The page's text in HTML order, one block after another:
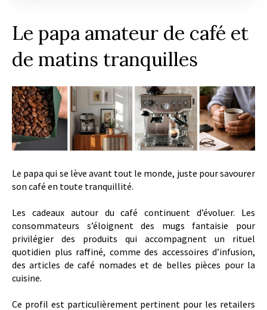
Le papa amateur de café et
de matins tranquilles
Le papa qui se lève avant tout le monde, juste pour savourer
son café en toute tranquillité.
Les cadeaux autour du café continuent d’évoluer. Les
consommateurs s’éloignent des mugs fantaisie pour
privilégier des produits qui accompagnent un rituel
quotidien plus raffiné, comme des accessoires d’infusion,
des articles de café nomades et de belles pièces pour la
cuisine.
Ce profil est particulièrement pertinent pour les retailers